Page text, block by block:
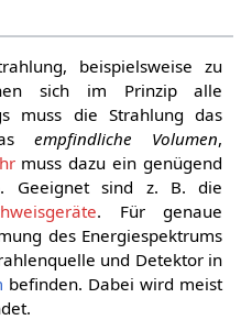
beispielsweise zu
sich im Prinzip alle
muss die Strahlung das
empfindliche Volumen,
muss dazu ein genügend
Geeignet sind z. B. die
. Für genaue
des Energiespektrums
und Detektor in
befinden. Dabei wird meist